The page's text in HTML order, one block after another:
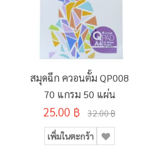
สมุดฉีก ควอนตั้ม QP008
70 แกรม 50 แผ่น
25.00 ฿ 32.00 ฿
เพิ่มในตะกร้า